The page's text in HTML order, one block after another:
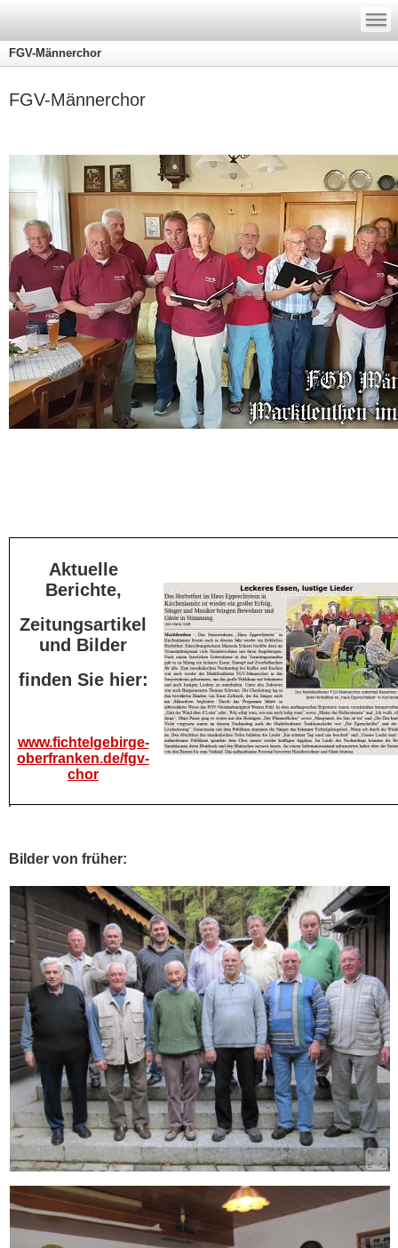
—
—
—
FGV-Männerchor
FGV-Männerchor
Aktuelle
Berichte,
Zeitungsartikel
und Bilder
finden Sie hier:
www.fichtelgebirge-
oberfranken.de/fgv-
chor
Bilder von früher: